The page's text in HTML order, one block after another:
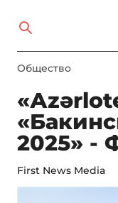
Общество
2025» -
First News Media